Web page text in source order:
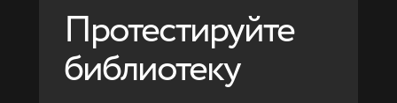
Протестируйте
библиотеку